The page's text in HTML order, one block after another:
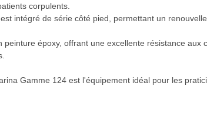
corpulents.
est intégré de série côté pied, permettant un
époxy, offrant une excellente résistance aux
Gamme 124 est l'équipement idéal pour les